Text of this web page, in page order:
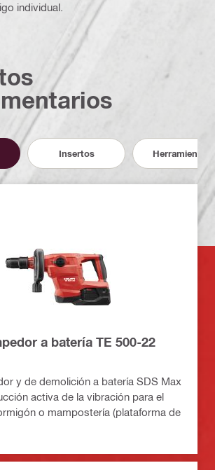
individual.
Insertos Herramientas
a batería TE 500-22
y de demolición a batería SDS Max
activa de la vibración para el
o mampostería (plataforma de